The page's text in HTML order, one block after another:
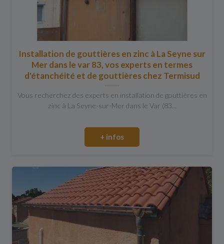
Installation de gouttières en zinc à La Seyne sur
Mer dans le var 83, vos experts en termes
d'étanchéité et de gouttières chez Termisud
Vous recherchez des experts en installation de gouttières en
zinc à La Seyne-sur-Mer dans le Var (83...
+ infos